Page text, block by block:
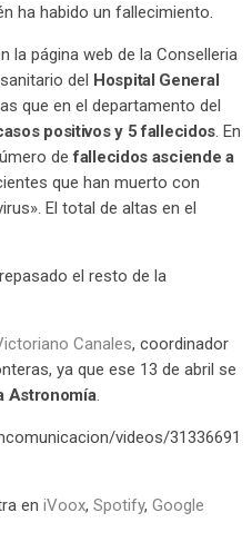
ha habido un fallecimiento.
la página web de la Conselleria
del Hospital General
que en el departamento del
positivos y 5 fallecidos . En
defallecidos asciende a
que han muerto con
El total de altas en el
el resto de la
Canales, coordinador
ya que ese 13 de abril se
Astronomía.
videos/31336691
en iVoox, Spotify, Google